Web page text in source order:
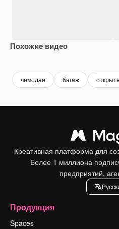
Похожие видео
чемодан багаж
Креативная платформа для
Более 1 миллиона
предприятий,
Продукция
Spaces